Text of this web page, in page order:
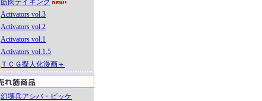
筋肉テイキング
Activators vol.3
Activators vol.2
Activators vol.1
Activators vol.1.5
ＴＣＧ擬人化漫画＋
幻壊兵アシバ・ビッケ